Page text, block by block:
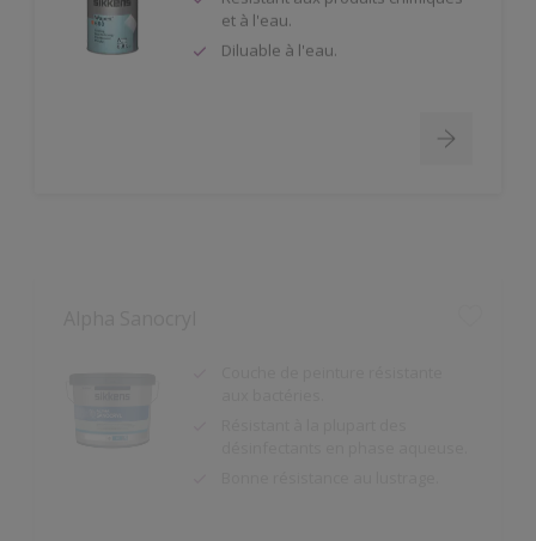
Diluable à l'eau.